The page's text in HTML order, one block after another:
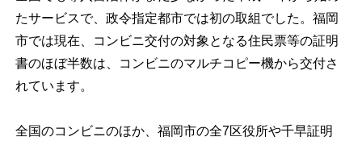
たサービスで、政令指定都市では初の取組でした。福岡
市では現在、コンビニ交付の対象となる住民票等の証明
書のほぼ半数は、コンビニのマルチコピー機から交付さ
れています。
全国のコンビニのほか、福岡市の全7区役所や千早証明